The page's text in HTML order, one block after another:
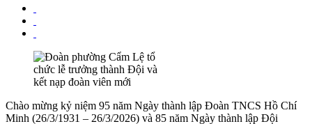
Chào mừng kỷ niệm 95 năm Ngày thành lập Đoàn TNCS Hồ Chí
Minh (26/3/1931 – 26/3/2026) và 85 năm Ngày thành lập Đội